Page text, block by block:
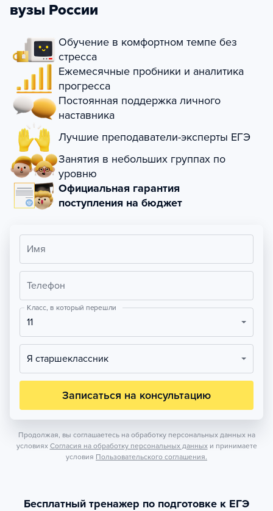
вузы России
Обучение в комфортном темпе без
стресса
Ежемесячные пробники и аналитика
прогресса
Постоянная поддержка личного
наставника
Лучшие преподаватели-эксперты ЕГЭ
Занятия в небольших группах по
уровню
Официальная гарантия
поступления на бюджет
Имя
Телефон
Класс, в который перешли
11
Я старшеклассник
Записаться на консультацию
Продолжая, вы соглашаетесь на обработку персональных данных на
условиях Согласия на обработку персональных данных и принимаете
условия Пользовательского соглашения.
Бесплатный тренажер по подготовке к ЕГЭ